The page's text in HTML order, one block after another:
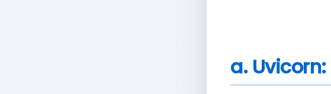
a.